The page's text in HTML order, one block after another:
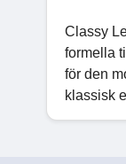
Classy
formella
för den
klassisk